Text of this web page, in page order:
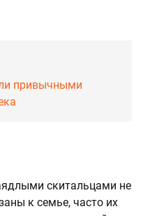
привычными
скитальцами не
к семье, часто их